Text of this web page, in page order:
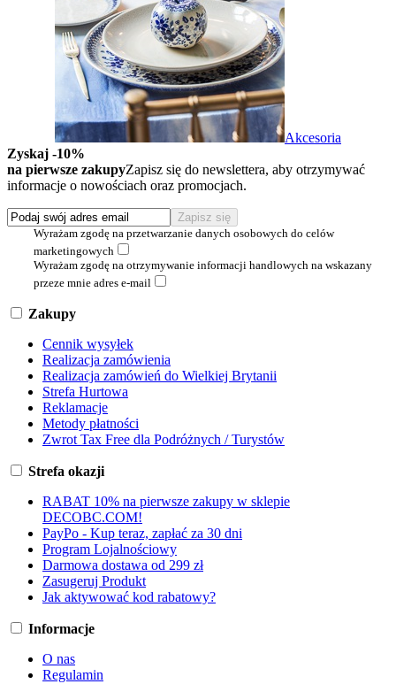
Akcesoria
Zyskaj -10%
na pierwsze zakupyZapisz się do newslettera, aby otrzymywać
informacje o nowościach oraz promocjach.
Wyrażam zgodę na przetwarzanie danych osobowych do celów
marketingowych
Wyrażam zgodę na otrzymywanie informacji handlowych na wskazany
przeze mnie adres e-mail
Zakupy
Cennik wysyłek
Realizacja zamówienia
Realizacja zamówień do Wielkiej Brytanii
Strefa Hurtowa
Reklamacje
Metody płatności
Zwrot Tax Free dla Podróżnych / Turystów
Strefa okazji
RABAT 10% na pierwsze zakupy w sklepie
DECOBC.COM!
PayPo - Kup teraz, zapłać za 30 dni
Program Lojalnościowy
Darmowa dostawa od 299 zł
Zasugeruj Produkt
Jak aktywować kod rabatowy?
Informacje
O nas
Regulamin